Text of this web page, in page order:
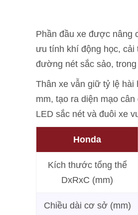
Phần đầu xe được nâng
ưu tính khí động học,
đường nét sắc sảo,
Thân xe vẫn giữ tỷ lệ
mm, tạo ra diện mạo
LED sắc nét và đuôi xe
Honda
Kích thước tổng thể
DxRxC (mm)
Chiều dài cơ sở (mm)